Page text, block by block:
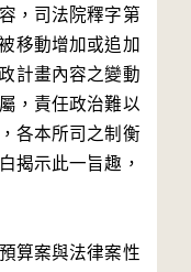
，司法院釋字第
移動增加或追加
計畫內容之變動
，責任政治難以
各本所司之制衡
揭示此一旨趣，
算案與法律案性